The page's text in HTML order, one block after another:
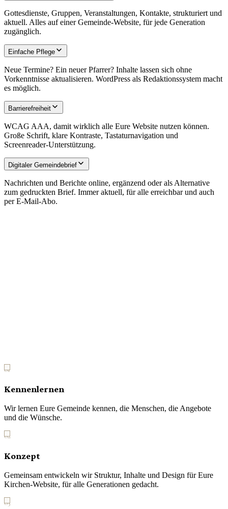
Gottesdienste, Gruppen, Veranstaltungen, Kontakte, strukturiert und
aktuell. Alles auf einer Gemeinde-Website, für jede Generation
zugänglich.
Einfache Pflege
Neue Termine? Ein neuer Pfarrer? Inhalte lassen sich ohne
Vorkenntnisse aktualisieren. WordPress als Redaktionssystem macht
es möglich.
Barrierefreiheit
WCAG AAA, damit wirklich alle Eure Website nutzen können.
Große Schrift, klare Kontraste, Tastaturnavigation und
Screenreader-Unterstützung.
Digitaler Gemeindebrief
Nachrichten und Berichte online, ergänzend oder als Alternative
zum gedruckten Brief. Immer aktuell, für alle erreichbar und auch
per E-Mail-Abo.
01
Kennenlernen
Wir lernen Eure Gemeinde kennen, die Menschen, die Angebote
und die Wünsche.
02
Konzept
Gemeinsam entwickeln wir Struktur, Inhalte und Design für Eure
Kirchen-Website, für alle Generationen gedacht.
03